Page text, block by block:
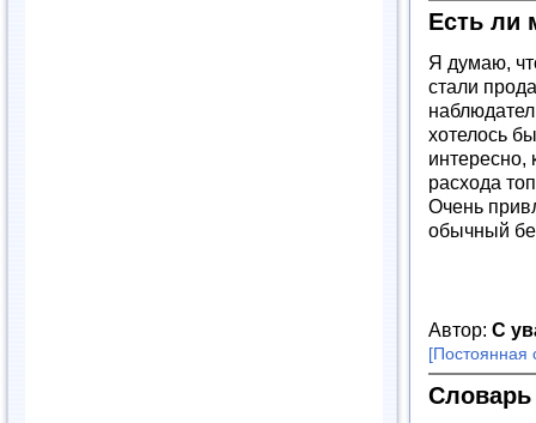
Есть ли
Я думаю,
стали
хотелось
расхода
Очень
обычный
Автор: С
[Постоянная
Словарь